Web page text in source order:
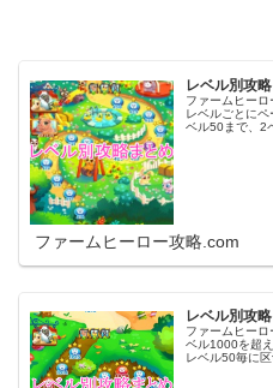
レベル別攻
ファームヒー
レベルごとに
ベル50まで、2
ファームヒーロー攻略.com
レベル別攻
ファームヒー
ベル1000を超
レベル50毎に